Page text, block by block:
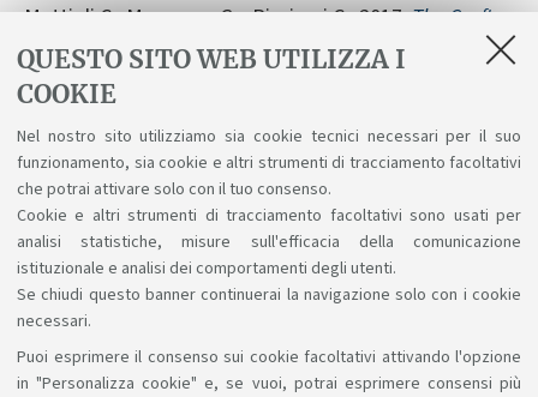
QUESTO SITO WEB UTILIZZA I
COOKIE
Nel nostro sito utilizziamo sia cookie tecnici necessari per il suo
funzionamento, sia cookie e altri strumenti di tracciamento facoltativi
che potrai attivare solo con il tuo consenso.
Cookie e altri strumenti di tracciamento facoltativi sono usati per
analisi statistiche, misure sull'efficacia della comunicazione
istituzionale e analisi dei comportamenti degli utenti.
Se chiudi questo banner continuerai la navigazione solo con i cookie
necessari.
Puoi esprimere il consenso sui cookie facoltativi attivando l'opzione
in "Personalizza cookie" e, se vuoi, potrai esprimere consensi più
Mattioli C., Morpurgo G. , Pizzirani C., 2017,The Craft
Settings in Kainua-Marzabotto: Places and
Archaeological Issues
Mattioli C. 2013,Atlante tipologico delle forme
ceramiche di produzione locale in Etruria Padana
Bologna, Ante Quem, pp. 564 (STUDI E SCAVI).
Sosteniamo il diritto alla conoscenza